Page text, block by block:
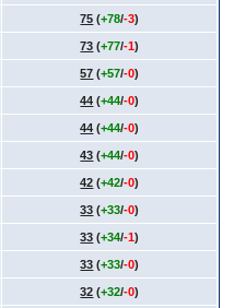
75 (+78/-3)
73 (+77/-1)
57 (+57/-0)
44 (+44/-0)
44 (+44/-0)
43 (+44/-0)
42 (+42/-0)
33 (+33/-0)
33 (+34/-1)
33 (+33/-0)
32 (+32/-0)